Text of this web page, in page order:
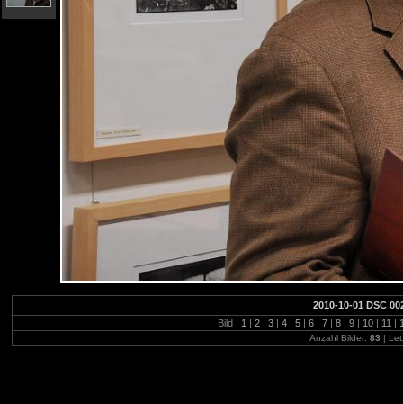
2010-10-01 DSC
Bild | 1 | 2 | 3 | 4 | 5 | 6 | 7 | 8 | 9 | 10 | 11 |
Anzahl Bilder:83 |